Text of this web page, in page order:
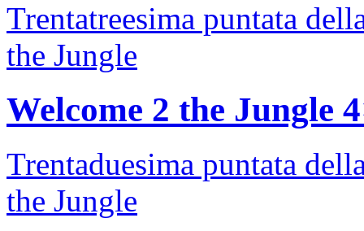
Trentatreesima puntata
the Jungle
Welcome 2 the Jungle
Trentaduesima puntata
the Jungle